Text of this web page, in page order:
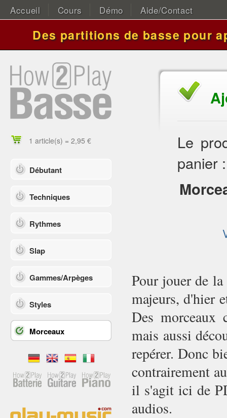
Accueil Cours Démo Aide/Contact
Des partitions de basse pour
1 article(s) = 2,95 €
Débutant
Techniques
Rythmes
Slap
Gammes/Arpèges
Styles
Morceaux
Le
panier :
Pour jouer de la
majeurs, d'hier
Des morceaux
mais aussi
repérer. Donc
contrairement
il s'agit ici de
audios.